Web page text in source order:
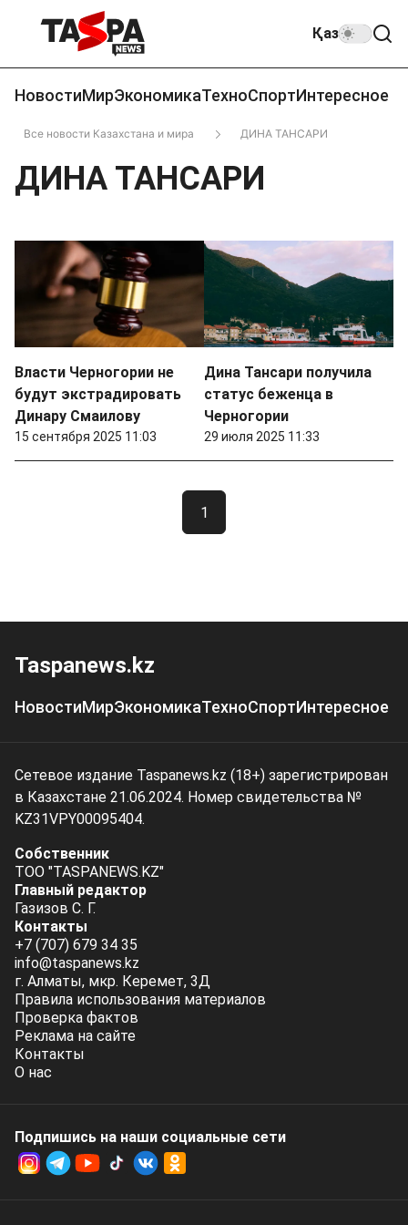
Қаз
НовостиМирЭкономикаТехноСпортИнтересное
Все новости Казахстана и мира ДИНА ТАНСАРИ
ДИНА ТАНСАРИ
Власти Черногории не
будут экстрадировать
Динару Смаилову
15 сентября 2025 11:03
Дина Тансари получила
статус беженца в
Черногории
29 июля 2025 11:33
1
Taspanews.kz
НовостиМирЭкономикаТехноСпортИнтересное
Сетевое издание Taspanews.kz (18+) зарегистрирован
в Казахстане 21.06.2024. Номер свидетельства №
KZ31VPY00095404.
Собственник
ТОО "TASPANEWS.KZ"
Главный редактор
Газизов С. Г.
Контакты
+7 (707) 679 34 35
info@taspanews.kz
г. Алматы, мкр. Керемет, 3Д
Правила использования материалов
Проверка фактов
Реклама на сайте
Контакты
О нас
Подпишись на наши социальные cети